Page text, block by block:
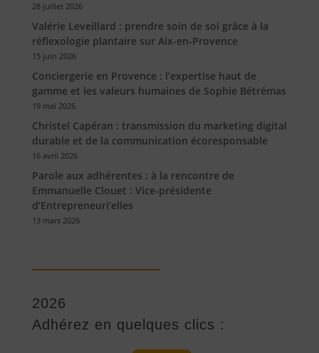
28 juillet 2026
Valérie Leveillard : prendre soin de soi grâce à la
réflexologie plantaire sur Aix-en-Provence
15 juin 2026
Conciergerie en Provence : l’expertise haut de
gamme et les valeurs humaines de Sophie Bétrémas
19 mai 2026
Christel Capéran : transmission du marketing digital
durable et de la communication écoresponsable
16 avril 2026
Parole aux adhérentes : à la rencontre de
Emmanuelle Clouet : Vice-présidente
d’Entrepreneuri’elles
13 mars 2026
2026
Adhérez en quelques clics :